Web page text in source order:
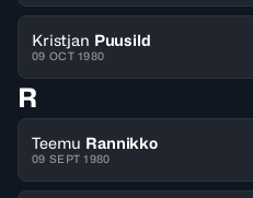
Kristjan Puusild
09 OCT 1980
R
Teemu Rannikko
09 SEPT 1980